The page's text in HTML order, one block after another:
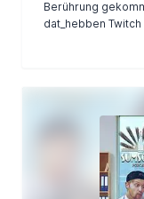
Berührung gekommen sind Unser Gast:
dat_hebben